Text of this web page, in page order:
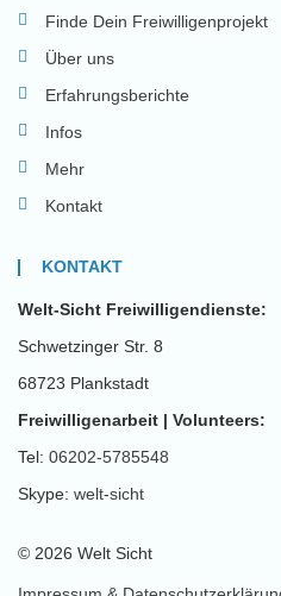
Finde Dein Freiwilligenprojekt
Über uns
Erfahrungsberichte
Infos
Mehr
Kontakt
KONTAKT
Welt-Sicht Freiwilligendienste:
Schwetzinger Str. 8
68723 Plankstadt
Freiwilligenarbeit | Volunteers:
Tel: 06202-5785548
Skype: welt-sicht
© 2026 Welt Sicht